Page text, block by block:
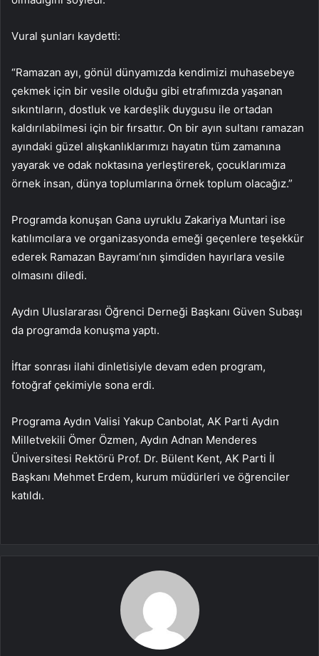
Vural şunları kaydetti:
“Ramazan ayı, gönül dünyamızda kendimizi muhasebeye
çekmek için bir vesile olduğu gibi etrafımızda yaşanan
sıkıntıların, dostluk ve kardeşlik duygusu ile ortadan
kaldırılabilmesi için bir fırsattır. On bir ayın sultanı ramazan
ayındaki güzel alışkanlıklarımızı hayatın tüm zamanına
yayarak ve odak noktasına yerleştirerek, çocuklarımıza
örnek insan, dünya toplumlarına örnek toplum olacağız.”
Programda konuşan Gana uyruklu Zakariya Muntari ise
katılımcılara ve organizasyonda emeği geçenlere teşekkür
ederek Ramazan Bayramı’nın şimdiden hayırlara vesile
olmasını diledi.
Aydın Uluslararası Öğrenci Derneği Başkanı Güven Subaşı
da programda konuşma yaptı.
İftar sonrası ilahi dinletisiyle devam eden program,
fotoğraf çekimiyle sona erdi.
Programa Aydın Valisi Yakup Canbolat, AK Parti Aydın
Milletvekili Ömer Özmen, Aydın Adnan Menderes
Üniversitesi Rektörü Prof. Dr. Bülent Kent, AK Parti İl
Başkanı Mehmet Erdem, kurum müdürleri ve öğrenciler
katıldı.